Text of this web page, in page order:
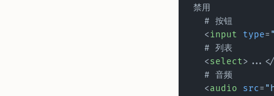
禁用
  # 按钮
  <
input type=
  # 列表
  <
select
  # 音频
  <
audio src=